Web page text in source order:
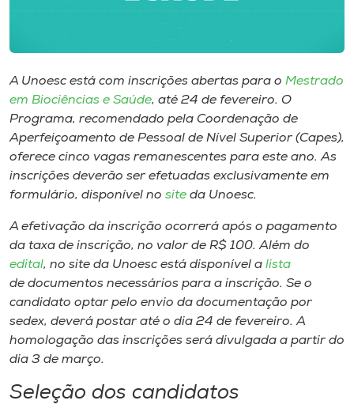
Unoesc
Store
o idioma
A Unoesc está com inscrições abertas para o Mestrado
em Biociências e Saúde, até 24 de fevereiro. O
Programa, recomendado pela Coordenação de
Aperfeiçoamento de Pessoal de Nível Superior (Capes),
oferece cinco vagas remanescentes para este ano. As
inscrições deverão ser efetuadas exclusivamente em
formulário, disponível no site da Unoesc.
A efetivação da inscrição ocorrerá após o pagamento
da taxa de inscrição, no valor de R$ 100. Além do
edital, no site da Unoesc está disponível a lista
de documentos necessários para a inscrição. Se o
candidato optar pelo envio da documentação por
sedex, deverá postar até o dia 24 de fevereiro. A
homologação das inscrições será divulgada a partir do
dia 3 de março.
Seleção dos candidatos